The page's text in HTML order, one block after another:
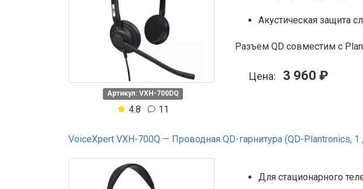
Артикул: VXH-700DQ
4.8 11
Акустическая защита
Разъем QD совместим с
Цена: 3 960 ₽
VoiceXpert VXH-700Q — Проводная QD-гарнитура (QD-Plantronics,
Для стационарного